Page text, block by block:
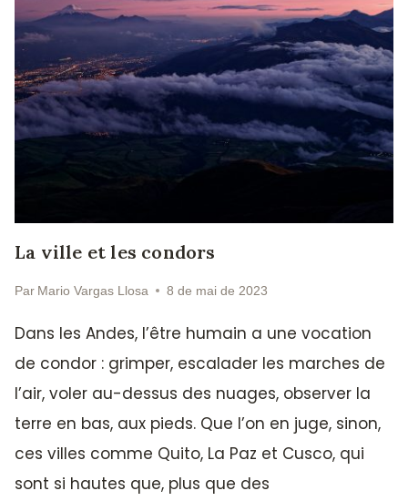
La ville et les condors
Par Mario Vargas Llosa 8 de mai de 2023
Dans les Andes, l’être humain a une vocation
de condor : grimper, escalader les marches de
l’air, voler au-dessus des nuages, observer la
terre en bas, aux pieds. Que l’on en juge, sinon,
ces villes comme Quito, La Paz et Cusco, qui
sont si hautes que, plus que des